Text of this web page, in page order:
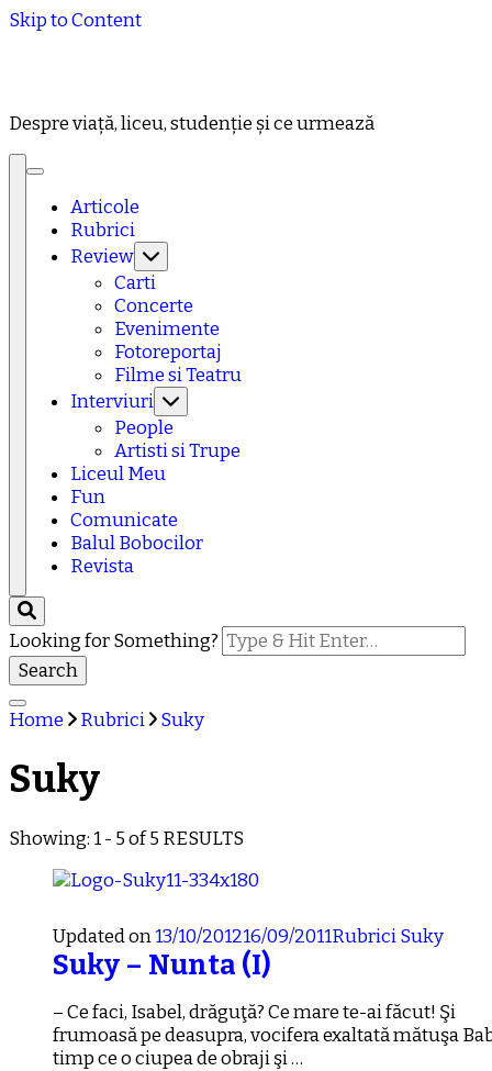
Skip to Content
Despre viață, liceu, studenție și ce urmează
Articole
Rubrici
Review
Carti
Concerte
Evenimente
Fotoreportaj
Filme si Teatru
Interviuri
People
Artisti si Trupe
Liceul Meu
Fun
Comunicate
Balul Bobocilor
Revista
Looking for Something?
Home Rubrici Suky
Suky
Showing: 1 - 5 of 5 RESULTS
Updated on13/10/201216/09/2011RubriciSuky
Suky – Nunta (I)
– Ce faci, Isabel, drăguţă? Ce mare te-ai făcut! Şi
frumoasă pe deasupra, vocifera exaltată mătuşa
timp ce o ciupea de obraji şi …